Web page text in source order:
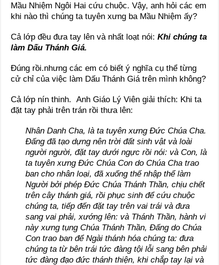
Mầu Nhiệm Ngôi Hai cứu chuộc. Vậy, anh hỏi các em
khi nào thì chúng ta tuyên xưng ba Mầu Nhiệm ấy?
Cả lớp đều đưa tay lên và nhất loạt nói:Khi chúng ta
làm Dấu Thánh Giá.
Đúng rồi.nhưng các em có biết ý nghĩa cụ thể từng
cử chỉ của việc làm Dấu Thánh Giá trên mình không?
Cả lớp nín thinh. Anh Giáo Lý Viên giải thích: Khi ta
đặt tay phải trên trán rồi thưa lên:
Nhân Danh Cha, là ta tuyên xưng Đức Chúa Cha.
Đấng đã tạo dựng nên trời đất sinh vật và loài
người người, đặt tay dưới ngực rồi nói: và Con, là
ta tuyên xưng Đức Chúa Con do Chúa Cha trao
ban cho nhân loại, đã xuống thế nhập thể làm
Người bởi phép Đức Chúa Thánh Thần, chịu chết
trên cây thánh giá, rồi phục sinh để cứu chuộc
chúng ta, tiếp đến đặt tay trên vai trái và đưa
sang vai phải, xướng lên: và Thánh Thần, hành vi
này xưng tụng Chúa Thánh Thần, Đấng do Chúa
Con trao ban để Ngài thánh hóa chúng ta: đưa
chúng ta từ bên trái tức đàng tội lỗi sang bên phải
tức đàng đạo đức thánh thiện, khi chắp tay lại và